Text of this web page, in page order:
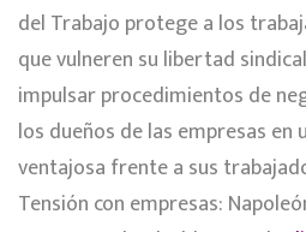
del Trabajo protege a los
que vulneren su libertad
impulsar procedimientos de
los dueños de las empresas en
ventajosa frente a sus
Tensión con empresas: